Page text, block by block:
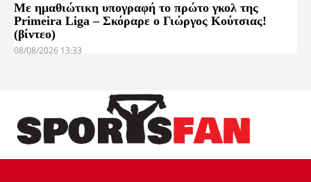
Με ημαθιώτικη υπογραφή το πρώτο γκολ της
Primeira Liga – Σκόραρε ο Γιώργος Κούτσιας!
(βίντεο)
08/08/2026 13:33